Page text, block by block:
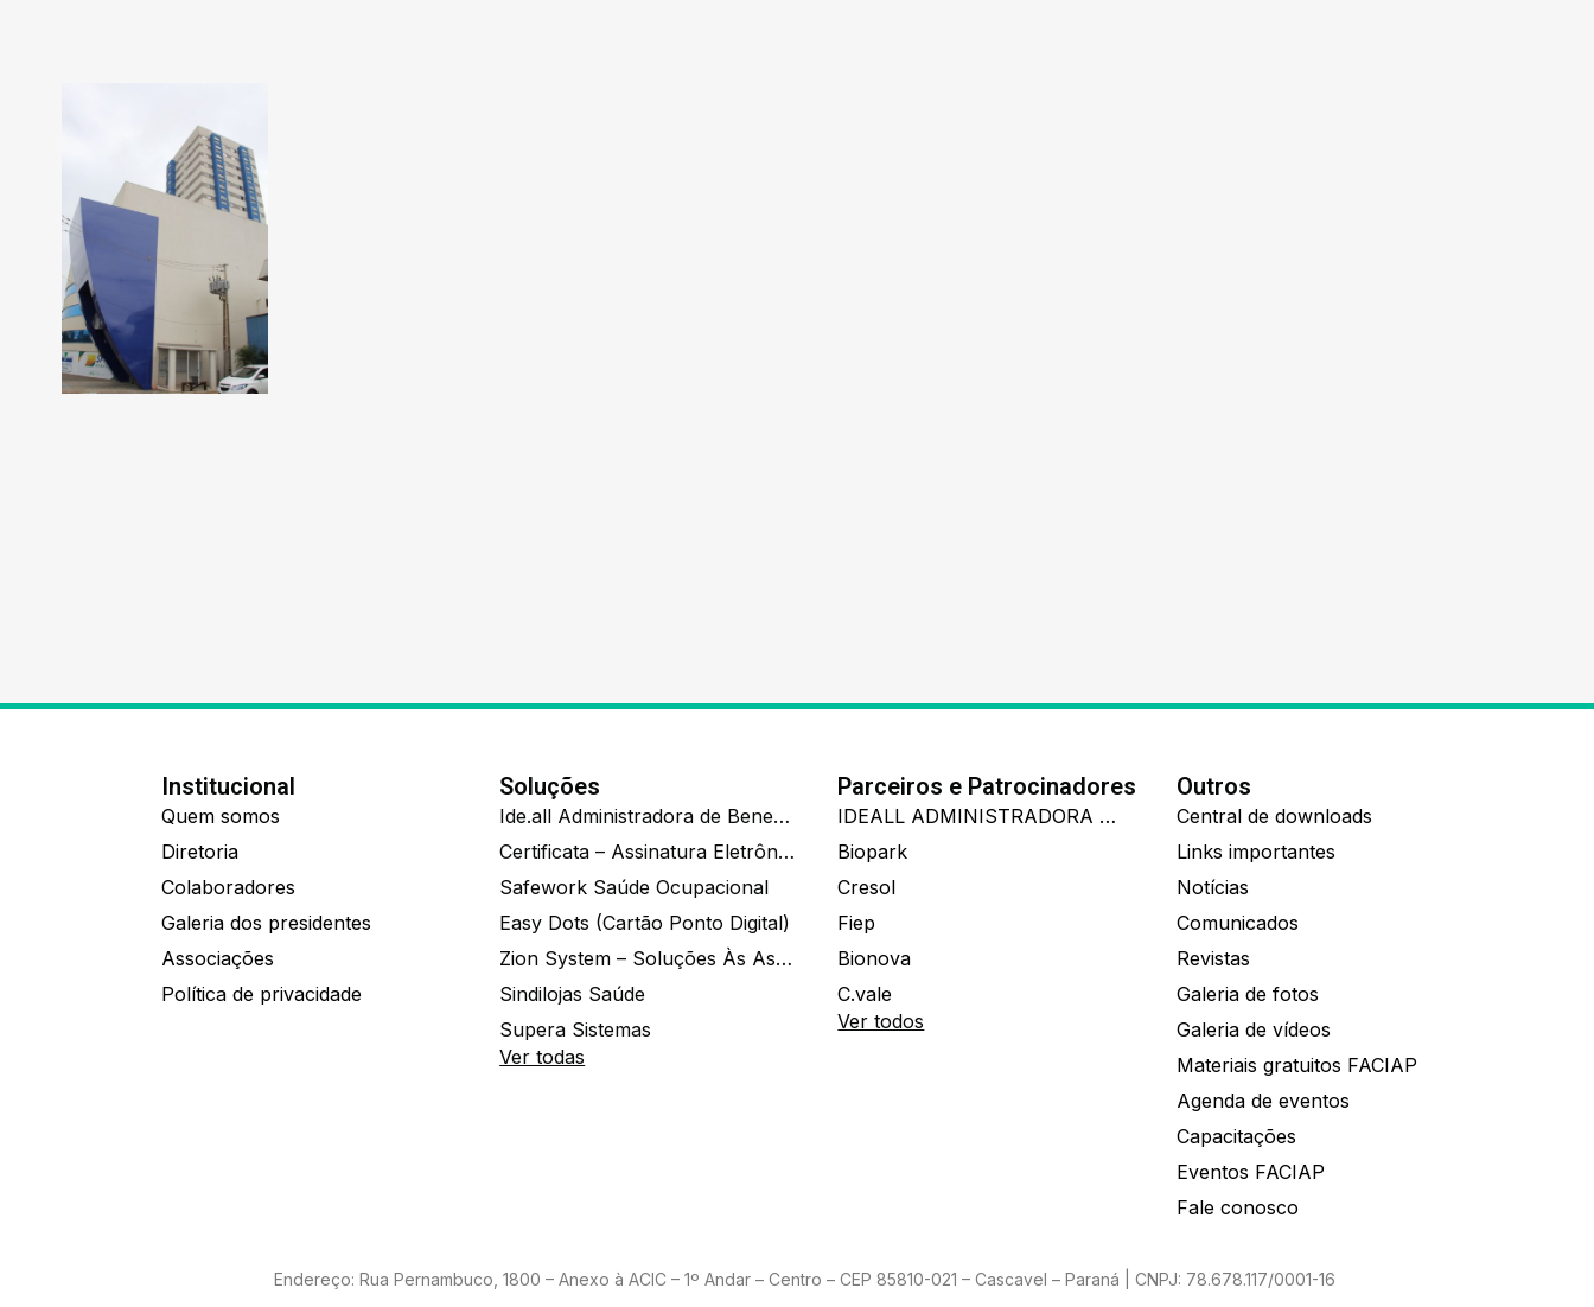
Institucional
Quem somos
Diretoria
Colaboradores
Galeria dos presidentes
Associações
Política de privacidade
Soluções
Ide.all Administradora de Benefícios
Certificata – Assinatura Eletrônica De Documentos
Safework Saúde Ocupacional
Easy Dots (Cartão Ponto Digital)
Zion System – Soluções Às Associações E Empresas
Sindilojas Saúde
Supera Sistemas
Ver todas
Parceiros e Patrocinadores
IDEALL ADMINISTRADORA DE BENEFÍCIOS
Biopark
Cresol
Fiep
Bionova
C.vale
Ver todos
Outros
Central de downloads
Links importantes
Notícias
Comunicados
Revistas
Galeria de fotos
Galeria de vídeos
Materiais gratuitos FACIAP
Agenda de eventos
Capacitações
Eventos FACIAP
Fale conosco
Endereço: Rua Pernambuco, 1800 – Anexo à ACIC – 1º Andar – Centro – CEP 85810-021 – Cascavel – Paraná | CNPJ: 78.678.117/0001-16